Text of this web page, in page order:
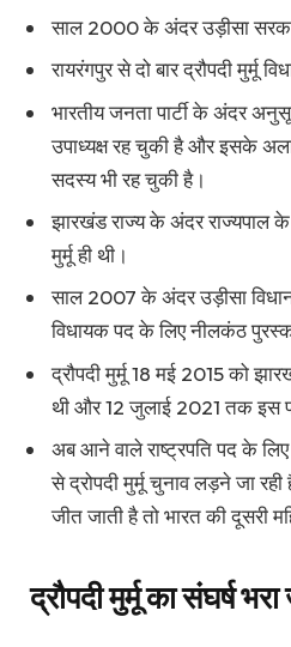
साल 2000 के अंदर उड़ीसा
रायरंगपुर से दो बार द्रौपदी मुर्मू
भारतीय जनता पार्टी के अंदर
उपाध्यक्ष रह चुकी है और इसके
सदस्य भी रह चुकी है।
झारखंड राज्य के अंदर राज्यपाल के
मुर्मू ही थी।
साल 2007 के अंदर उड़ीसा
विधायक पद के लिए नीलकंठ
द्रौपदी मुर्मू 18 मई 2015 को
थी और 12 जुलाई 2021 तक इस
अब आने वाले राष्ट्रपति पद के लिए
से द्रोपदी मुर्मू चुनाव लड़ने जा
जीत जाती है तो भारत की दूसरी
द्रौपदी मुर्मू का संघर्ष